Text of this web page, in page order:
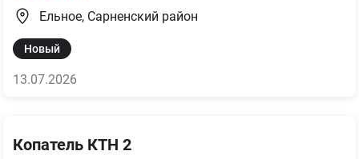
Ельное, Сарненский район
Новый
13.07.2026
Копатель КТН 2